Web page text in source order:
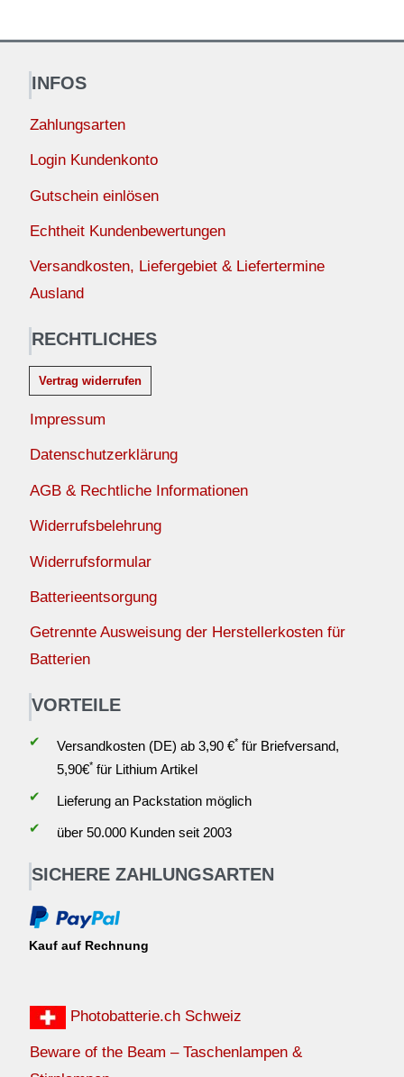
INFOS
Zahlungsarten
Login Kundenkonto
Gutschein einlösen
Echtheit Kundenbewertungen
Versandkosten, Liefergebiet & Liefertermine
Ausland
RECHTLICHES
Vertrag widerrufen
Impressum
Datenschutzerklärung
AGB & Rechtliche Informationen
Widerrufsbelehrung
Widerrufsformular
Batterieentsorgung
Getrennte Ausweisung der Herstellerkosten für
Batterien
VORTEILE
✔ Versandkosten (DE) ab 3,90 €*für Briefversand,
5,90€*für Lithium Artikel
✔
Lieferung an Packstation möglich
✔
über 50.000 Kunden seit 2003
SICHERE ZAHLUNGSARTEN
Kauf auf Rechnung
Photobatterie.ch Schweiz
Beware of the Beam – Taschenlampen &